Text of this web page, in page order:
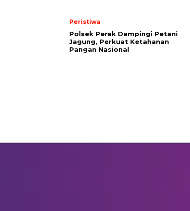
Peristiwa
Polsek Perak Dampingi Petani
Jagung, Perkuat Ketahanan
Pangan Nasional